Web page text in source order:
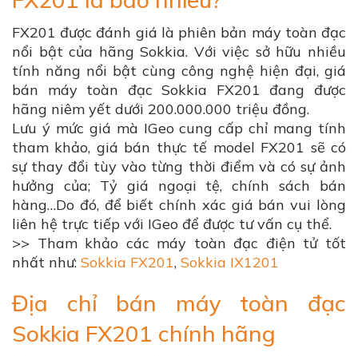
FX201 được đánh giá là phiên bản máy toàn đạc
nổi bật của hãng Sokkia. Với việc sở hữu nhiều
tính năng nổi bật cùng công nghệ hiện đại, giá
bán máy toàn đạc Sokkia FX201 đang được
hãng niêm yết dưới 200.000.000 triệu đồng.
Lưu ý mức giá mà IGeo cung cấp chỉ mang tính
tham khảo, giá bán thực tế model FX201 sẽ có
sự thay đổi tùy vào từng thời điểm và có sự ảnh
hưởng của; Tỷ giá ngoại tệ, chính sách bán
hàng…Do đó, để biết chính xác giá bán vui lòng
liên hệ trực tiếp với IGeo để được tư vấn cụ thể.
>> Tham khảo các máy toàn đạc điện tử tốt
nhất như: Sokkia FX201, Sokkia IX1201
Địa chỉ bán máy toàn đạc
Sokkia FX201 chính hãng